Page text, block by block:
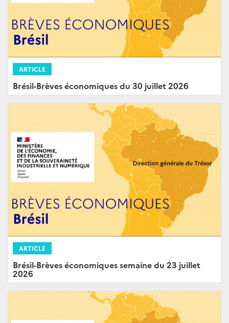
ARTICLE
Brésil-Brèves économiques du 30 juillet 2026
ARTICLE
Brésil-Brèves économiques semaine du 23 juillet
2026